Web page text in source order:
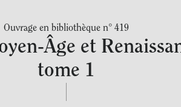
Ouvrage en bibliothèque n° 419
Âge et
tome 1